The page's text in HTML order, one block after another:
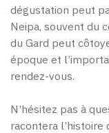
dégustation peut
Neipa, souvent du
du Gard peut
époque et
rendez-vous.
N’hésitez pas à
racontera l’histoire